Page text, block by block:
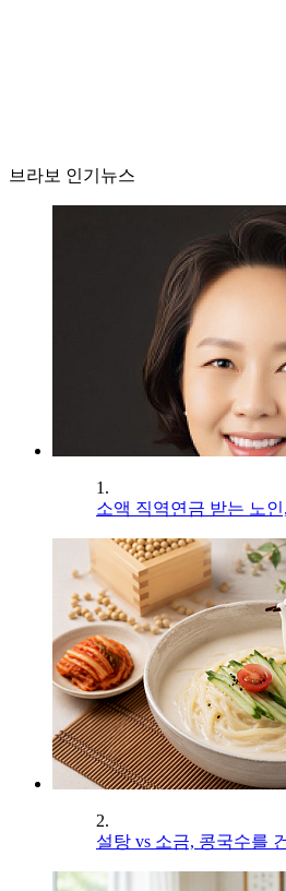
브라보 인기뉴스
1.
소액 직역연금 받는 노
2.
설탕 vs 소금, 콩국수를